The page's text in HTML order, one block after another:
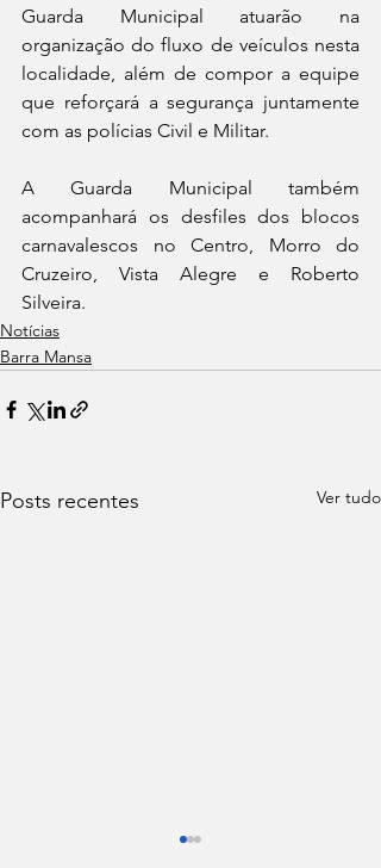
Guarda Municipal atuarão na
organização do fluxo de veículos nesta
localidade, além de compor a equipe
que reforçará a segurança juntamente
com as polícias Civil e Militar.
A Guarda Municipal também
acompanhará os desfiles dos blocos
carnavalescos no Centro, Morro do
Cruzeiro, Vista Alegre e Roberto
Silveira.
Notícias
Barra Mansa
Posts recentes Ver tudo